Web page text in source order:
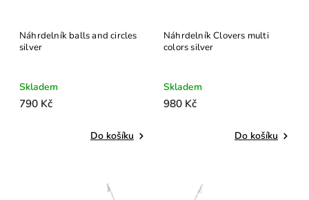
Náhrdelník balls and circles
silver
Skladem
790 Kč
Do košíku
Náhrdelník Clovers multi
colors silver
Skladem
980 Kč
Do košíku